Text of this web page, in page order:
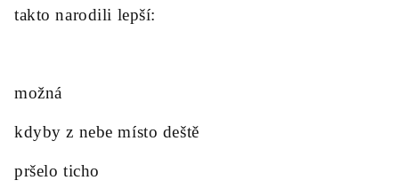
takto narodili lepší:
možná
kdyby z nebe místo deště
pršelo ticho